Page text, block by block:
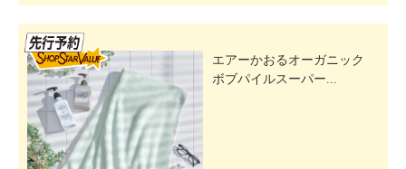
エアーかおるオーガニック
ボブパイルスーパー...